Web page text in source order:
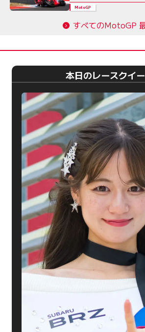
MotoGP
すべてのMotoGP
本日のレースクイ